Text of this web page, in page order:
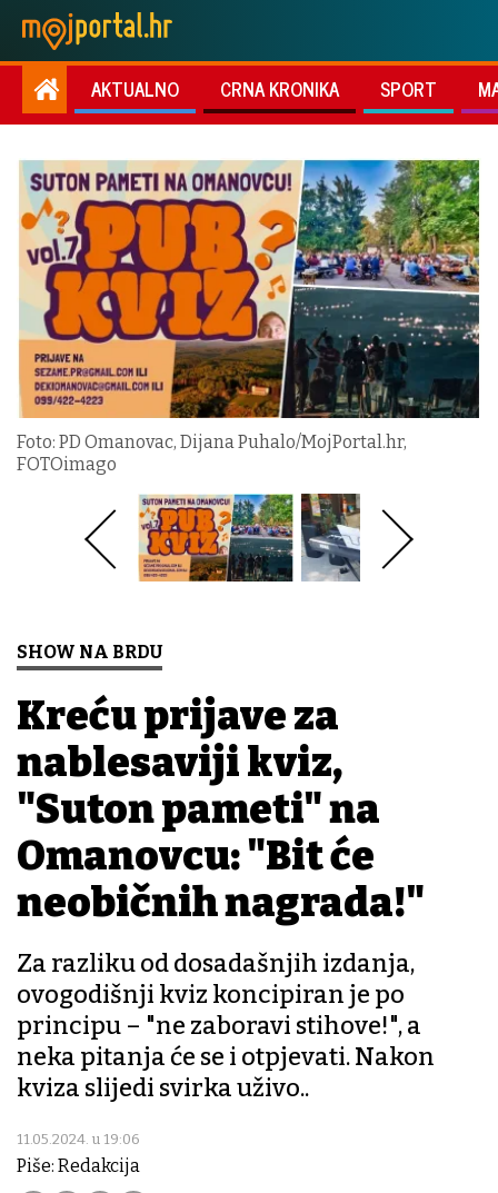
AKTUALNO CRNA KRONIKA SPORT
Foto: PD Omanovac, Dijana Puhalo/MojPortal.hr,
FOTOimago
SHOW NA BRDU
Kreću prijave za
nablesaviji kviz,
"Suton pameti" na
Omanovcu: "Bit će
neobičnih nagrada!"
Za razliku od dosadašnjih izdanja,
ovogodišnji kviz koncipiran je po
principu – "ne zaboravi stihove!", a
neka pitanja će se i otpjevati. Nakon
kviza slijedi svirka uživo..
11.05.2024. u 19:06
Piše: Redakcija